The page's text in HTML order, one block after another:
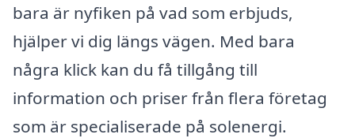
bara är nyfiken på vad som erbjuds,
hjälper vi dig längs vägen. Med bara
några klick kan du få tillgång till
information och priser från flera företag
som är specialiserade på solenergi.